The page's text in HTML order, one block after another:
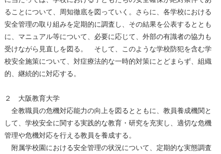
ることについて、周知徹底を図っていく。さらに、各学校における
安全管理の取り組みを定期的に調査し、その結果を公表するととも
に、マニュアル等について、必要に応じて、外部の有識者の協力も
受けながら見直しを図る。 そして、このような学校防犯を含む学
校安全施策について、対症療法的な一時的対策にとどまらず、組織
的、継続的に対応する。
２ 大阪教育大学
全教職員の危機対応能力の向上を図るとともに、教員養成機関と
して、学校安全に関する実践的な教育・研究を充実し、適切な危機
管理や危機対応を行える教員を養成する。
附属学校園における安全管理の状況について、定期的な実態調査